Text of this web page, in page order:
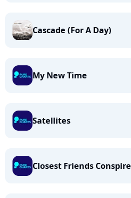
Cascade (For A Day)
My New Time
Satellites
Closest Friends Conspire